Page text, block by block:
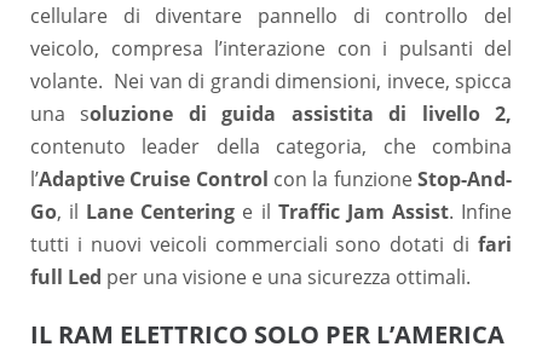
cellulare di diventare pannello di controllo del
veicolo, compresa l’interazione con i pulsanti del
volante. Nei van di grandi dimensioni, invece, spicca
una soluzione di guida assistita di livello 2,
contenuto leader della categoria, che combina
l’Adaptive Cruise Control con la funzioneStop-And-
Go, il Lane Centering e il Traffic Jam Assist. Infine
tutti i nuovi veicoli commerciali sono dotati di fari
full Led per una visione e una sicurezza ottimali.
IL RAM ELETTRICO SOLO PER L’AMERICA